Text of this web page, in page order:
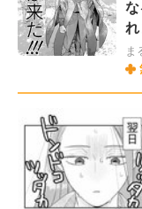
な
れ
ま